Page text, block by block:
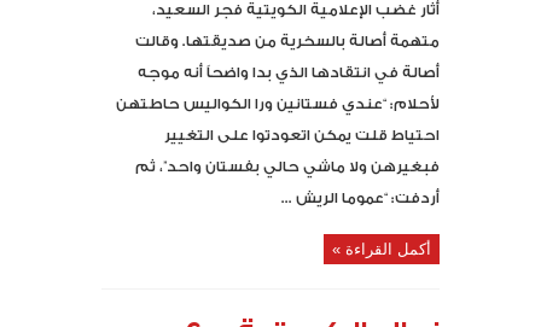
أثار غضب الإعلامية الكويتية فجر السعيد،
متهمة أصالة بالسخرية من صديقتها. وقالت
أصالة في انتقادها الذي بدا واضحاً أنه موجه
لأحلام: “عندي فستانين ورا الكواليس حاطتهن
احتياط قلت يمكن اتعودتوا على التغيير
فبغيرهن ولا ماشي حالي بفستان واحد”، ثم
أردفت: “عموما الريش ...
أكمل القراءة »